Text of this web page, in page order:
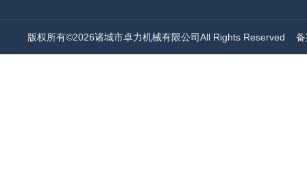
版权所有©2026诸城市卓力机械有限公司All Rights Reserved